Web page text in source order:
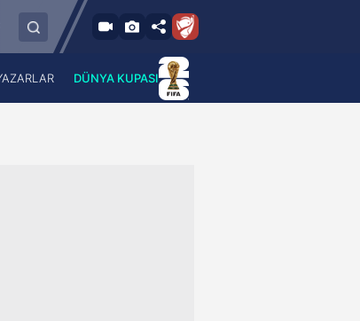
8.8.2026 - Cum
17:00
A Haber Radyo
DÜNYA KUPASI